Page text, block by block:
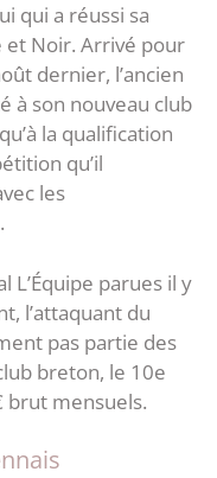
qui a réussi sa
et Noir. Arrivé pour
dernier, l’ancien
à son nouveau club
la qualification
qu’il
les
L’Équipe parues il y
l’attaquant du
pas partie des
breton, le 10e
brut mensuels.